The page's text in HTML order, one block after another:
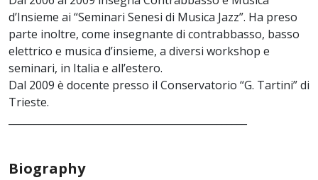
d’Insieme ai “Seminari Senesi di Musica Jazz”. Ha preso
parte inoltre, come insegnante di contrabbasso, basso
elettrico e musica d’insieme, a diversi workshop e
seminari, in Italia e all’estero.
Dal 2009 è docente presso il Conservatorio “G. Tartini” di
Trieste.
Biography